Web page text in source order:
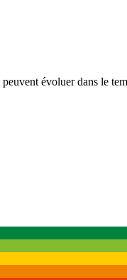
évoluer dans le